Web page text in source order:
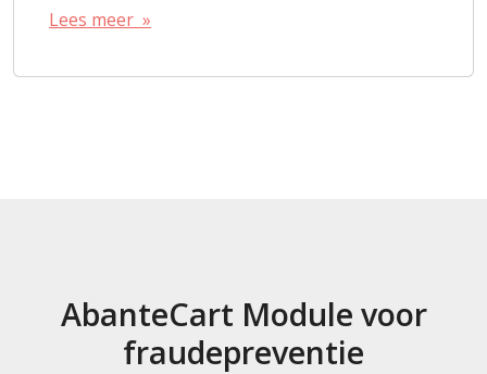
Lees meer »
AbanteCart Module voor
fraudepreventie